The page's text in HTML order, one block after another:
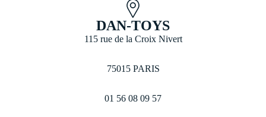
DAN-TOYS
115 rue de la Croix Nivert
75015 PARIS
01 56 08 09 57